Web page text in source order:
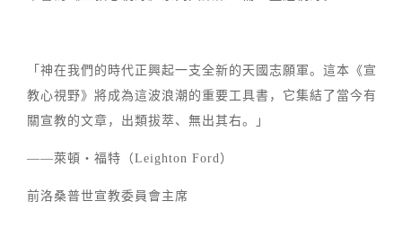
「神在我們的時代正興起一支全新的天國志願軍。這本《宣
教心視野》將成為這波浪潮的重要工具書，它集結了當今有
關宣教的文章，出類拔萃、無出其右。」
——萊頓‧福特（Leighton Ford）
前洛桑普世宣教委員會主席